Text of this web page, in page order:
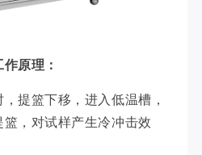
原理：
篮下移，进入低温槽，
，对试样产生冷冲击效